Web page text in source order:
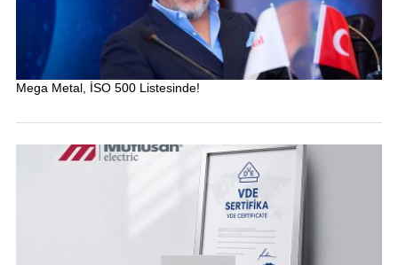
Mega Metal, İSO 500 Listesinde!